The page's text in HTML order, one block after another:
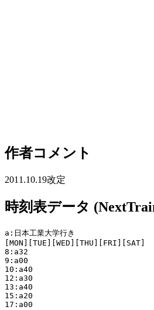
作者コメント
2011.10.19改定
時刻表データ
a:日本工業大学行き
[MON][TUE][WED][THU][FRI][SAT]
8:a32
9:a00
10:a40
12:a30
13:a40
15:a20
17:a00